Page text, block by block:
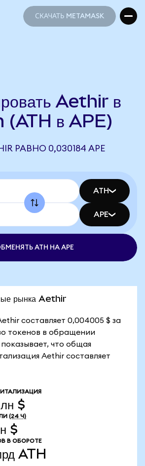
СКАЧАТЬ METAMASK
Aethir в
(ATH в APE)
РАВНО 0,030184 APE
ATH
APE
ATH НА APE
рынка Aethir
составляет 0,004005 $ за
токенов в обращении
что общая
Aethir составляет
$
(24 Ч)
$
В ОБОРОТЕ
ATH